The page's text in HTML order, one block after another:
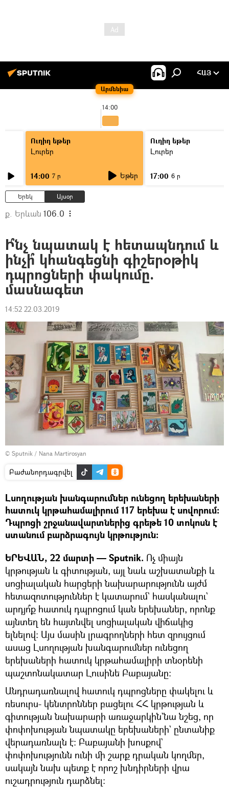
Արմենիա
ՀԱՅ
14:00
Ուղիղ եթեր
Լուրեր
14:00 7 ր Եթեր
Ուղիղ եթեր
Լուրեր
17:00 6 ր
Երեկ Այսօր
ք. Երևան 106.0
Ի՞նչ նպատակ է հետապնդում և
ինչի՞ կհանգեցնի գիշերօթիկ
դպրոցների փակումը.
մասնագետ
14:52 22.03.2019
© Sputnik / Nana Martirosyan
Բաժանորդագրվել
Լսողության խանգարումներ ունեցող երեխաների
հատուկ կրթահամալիրում 117 երեխա է սովորում։
Դպրոցի շրջանավարտներից գրեթե 10 տոկոսն է
ստանում բարձրագույն կրթություն։
ԵՐԵՎԱՆ, 22 մարտի — Sputnik. Ոչ միայն
կրթության և գիտության, այլ նաև աշխատանքի և
սոցիալական հարցերի նախարարությունն այժմ
հետազոտություններ է կատարում` հասկանալու`
արդյո՞ք հատուկ դպրոցում կան երեխաներ, որոնք
այնտեղ են հայտնվել սոցիալական վիճակից
ելնելով։ Այս մասին լրագրողների հետ զրույցում
ասաց Լսողության խանգարումներ ունեցող
երեխաների հատուկ կրթահամալիրի տնօրենի
պաշտոնակատար Լուսինե Բաբայանը։
Անդրադառնալով հատուկ դպրոցները փակելու և
ռեսուրս- կենտրոններ բացելու ՀՀ կրթության և
գիտության նախարարի առաջարկին`նա նշեց, որ
փոփոխության նպատակը երեխաների` ընտանիք
վերադառնալն է։ Բաբայանի խոսքով`
փոփոխությունն ունի մի շարք դրական կողմեր,
սակայն նախ պետք է որոշ խնդիրների վրա
ուշադրություն դարձնել։